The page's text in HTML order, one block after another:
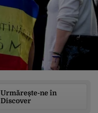
Urmărește-ne în
Discover